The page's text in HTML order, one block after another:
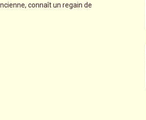
connaît un regain de